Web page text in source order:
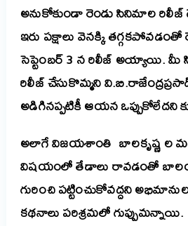
అనుకోకుండా రెండు సినిమాల
ఇరు పక్షాలు వెనక్కి
సెప్టెంబర్ 3 న రిలీజ్ అయ్యాయి. మీ
రిలీజ్ చేసుకొమ్మని
అడిగినప్పటికీ ఆయన ఒప్పుకోలేదని
అలాగే విజయశాంతి బాలకృష్ణ ల
విషయంలో తేడాలు రావడంతో బాలయ్య
గురించి పట్టించుకోవద్దని
కథనాలు పరిశ్రమలో గుప్పుమన్నాయి.